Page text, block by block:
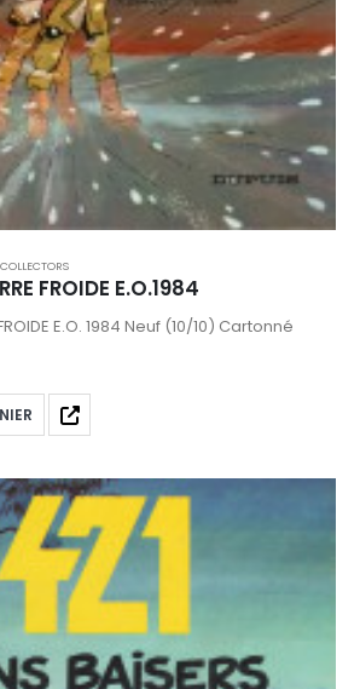
COLLECTORS
FROIDE E.O.1984
E.O. 1984 Neuf (10/10) Cartonné